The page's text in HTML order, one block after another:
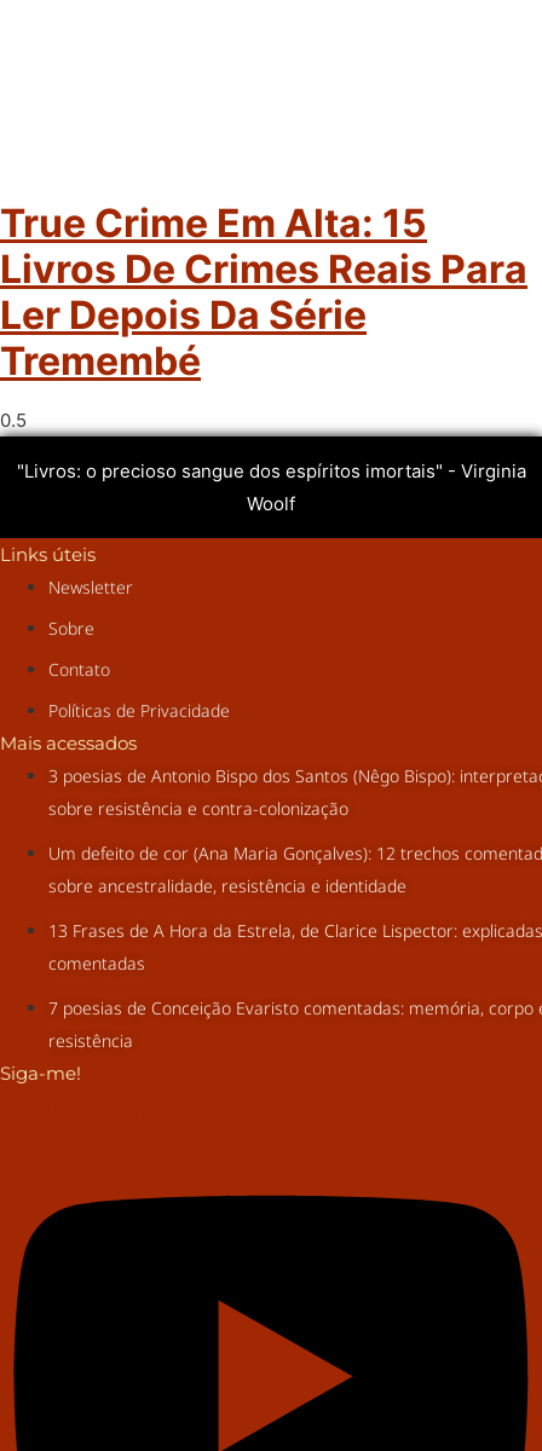
True Crime Em Alta: 15
Livros De Crimes Reais Para
Ler Depois Da Série
Tremembé
"Livros: o precioso sangue dos espíritos imortais" - Virginia
Woolf
Links úteis
Newsletter
Sobre
Contato
Políticas de Privacidade
Mais acessados
3 poesias de Antonio Bispo dos Santos (Nêgo Bispo):
sobre resistência e contra-colonização
Um defeito de cor (Ana Maria Gonçalves): 12 trechos
sobre ancestralidade, resistência e identidade
13 Frases de A Hora da Estrela, de Clarice Lispector:
comentadas
7 poesias de Conceição Evaristo comentadas: memória, corpo
resistência
Siga-me!